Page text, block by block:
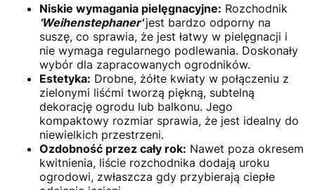
Niskie wymagania pielęgnacyjne: Rozchodnik
'Weihenstephaner' jest bardzo odporny na
suszę, co sprawia, że jest łatwy w pielęgnacji i
nie wymaga regularnego podlewania. Doskonały
wybór dla zapracowanych ogrodników.
Estetyka: Drobne, żółte kwiaty w połączeniu z
zielonymi liśćmi tworzą piękną, subtelną
dekorację ogrodu lub balkonu. Jego
kompaktowy rozmiar sprawia, że jest idealny do
niewielkich przestrzeni.
Ozdobność przez cały rok: Nawet poza okresem
kwitnienia, liście rozchodnika dodają uroku
ogrodowi, zwłaszcza gdy przybierają ciepłe